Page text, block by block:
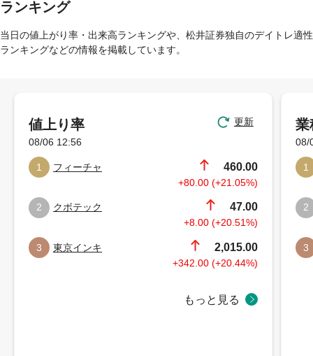
ランキング
当日の値上がり率・出来高ランキングや、松井証券独自のデイトレ適性
ランキングなどの情報を掲載しています。